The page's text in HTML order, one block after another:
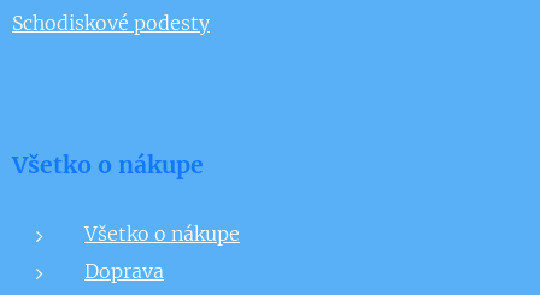
Schodiskové podesty
Všetko o nákupe
Všetko o nákupe
Doprava